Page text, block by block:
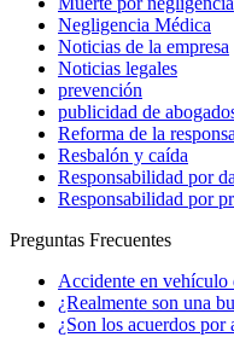
Negligencia Médica
Noticias de la empresa
Noticias legales
prevención
publicidad de
Reforma de la
Resbalón y caída
Responsabilidad por
Responsabilidad por
Preguntas Frecuentes
Accidente en vehículo
¿Realmente son una
¿Son los acuerdos por